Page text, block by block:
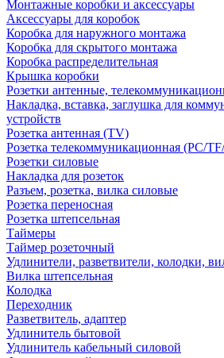
Монтажные коробки и аксессуары
Аксессуары для коробок
Коробка для наружного монтажа
Коробка для скрытого монтажа
Коробка распределительная
Крышка коробки
Розетки антенные,
Накладка, вставка, заглушка для
устройств
Розетка антенная (TV)
Розетка телекоммуникационная (PC/
Розетки силовые
Накладка для розеток
Разъем, розетка, вилка силовые
Розетка переносная
Розетка штепсельная
Таймеры
Таймер розеточный
Удлинители, разветвители, колодки,
Вилка штепсельная
Колодка
Переходник
Разветвитель, адаптер
Удлинитель бытовой
Удлинитель кабельный силовой